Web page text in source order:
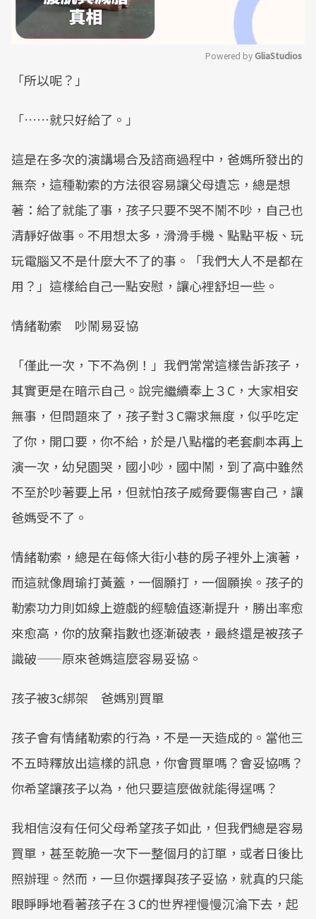
Powered by GliaStudios
「所以呢？」
「……就只好給了。」
這是在多次的演講場合及諮商過程中，爸媽所發出的
無奈，這種勒索的方法很容易讓父母遺忘，總是想
著：給了就能了事，孩子只要不哭不鬧不吵，自己也
清靜好做事。不用想太多，滑滑手機、點點平板、玩
玩電腦又不是什麼大不了的事。「我們大人不是都在
用？」這樣給自己一點安慰，讓心裡舒坦一些。
情緒勒索 吵鬧易妥協
「僅此一次，下不為例！」我們常常這樣告訴孩子，
其實更是在暗示自己。說完繼續奉上３C，大家相安
無事，但問題來了，孩子對３C需求無度，似乎吃定
了你，開口要，你不給，於是八點檔的老套劇本再上
演一次，幼兒園哭，國小吵，國中鬧，到了高中雖然
不至於吵著要上吊，但就怕孩子威脅要傷害自己，讓
爸媽受不了。
情緒勒索，總是在每條大街小巷的房子裡外上演著，
而這就像周瑜打黃蓋，一個願打，一個願挨。孩子的
勒索功力則如線上遊戲的經驗值逐漸提升，勝出率愈
來愈高，你的放棄指數也逐漸破表，最終還是被孩子
識破——原來爸媽這麼容易妥協。
孩子被3c綁架 爸媽別買單
孩子會有情緒勒索的行為，不是一天造成的。當他三
不五時釋放出這樣的訊息，你會買單嗎？會妥協嗎？
你希望讓孩子以為，他只要這麼做就能得逞嗎？
我相信沒有任何父母希望孩子如此，但我們總是容易
買單，甚至乾脆一次下一整個月的訂單，或者日後比
照辦理。然而，一旦你選擇與孩子妥協，就真的只能
眼睜睜地看著孩子在３C的世界裡慢慢沉淪下去，起